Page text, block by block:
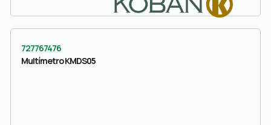
727767476
Multímetro KMDS05